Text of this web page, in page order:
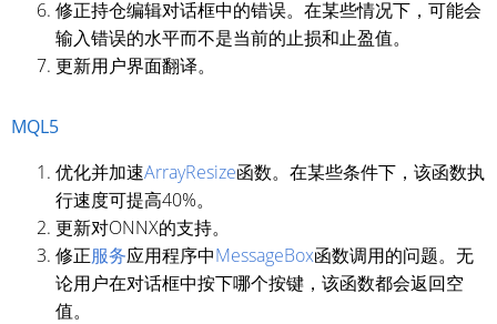
修正持仓编辑对话框中的错误。在某些情况下，可能会
输入错误的水平而不是当前的止损和止盈值。
更新用户界面翻译。
MQL5
优化并加速ArrayResize函数。在某些条件下，该函数执
行速度可提高40%。
更新对ONNX的支持。
修正服务应用程序中MessageBox函数调用的问题。无
论用户在对话框中按下哪个按键，该函数都会返回空
值。